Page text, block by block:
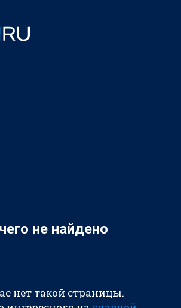
не найдено
нет такой страницы.